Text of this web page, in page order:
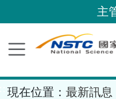
到
要
容
區
主
現在位置： 最新訊息